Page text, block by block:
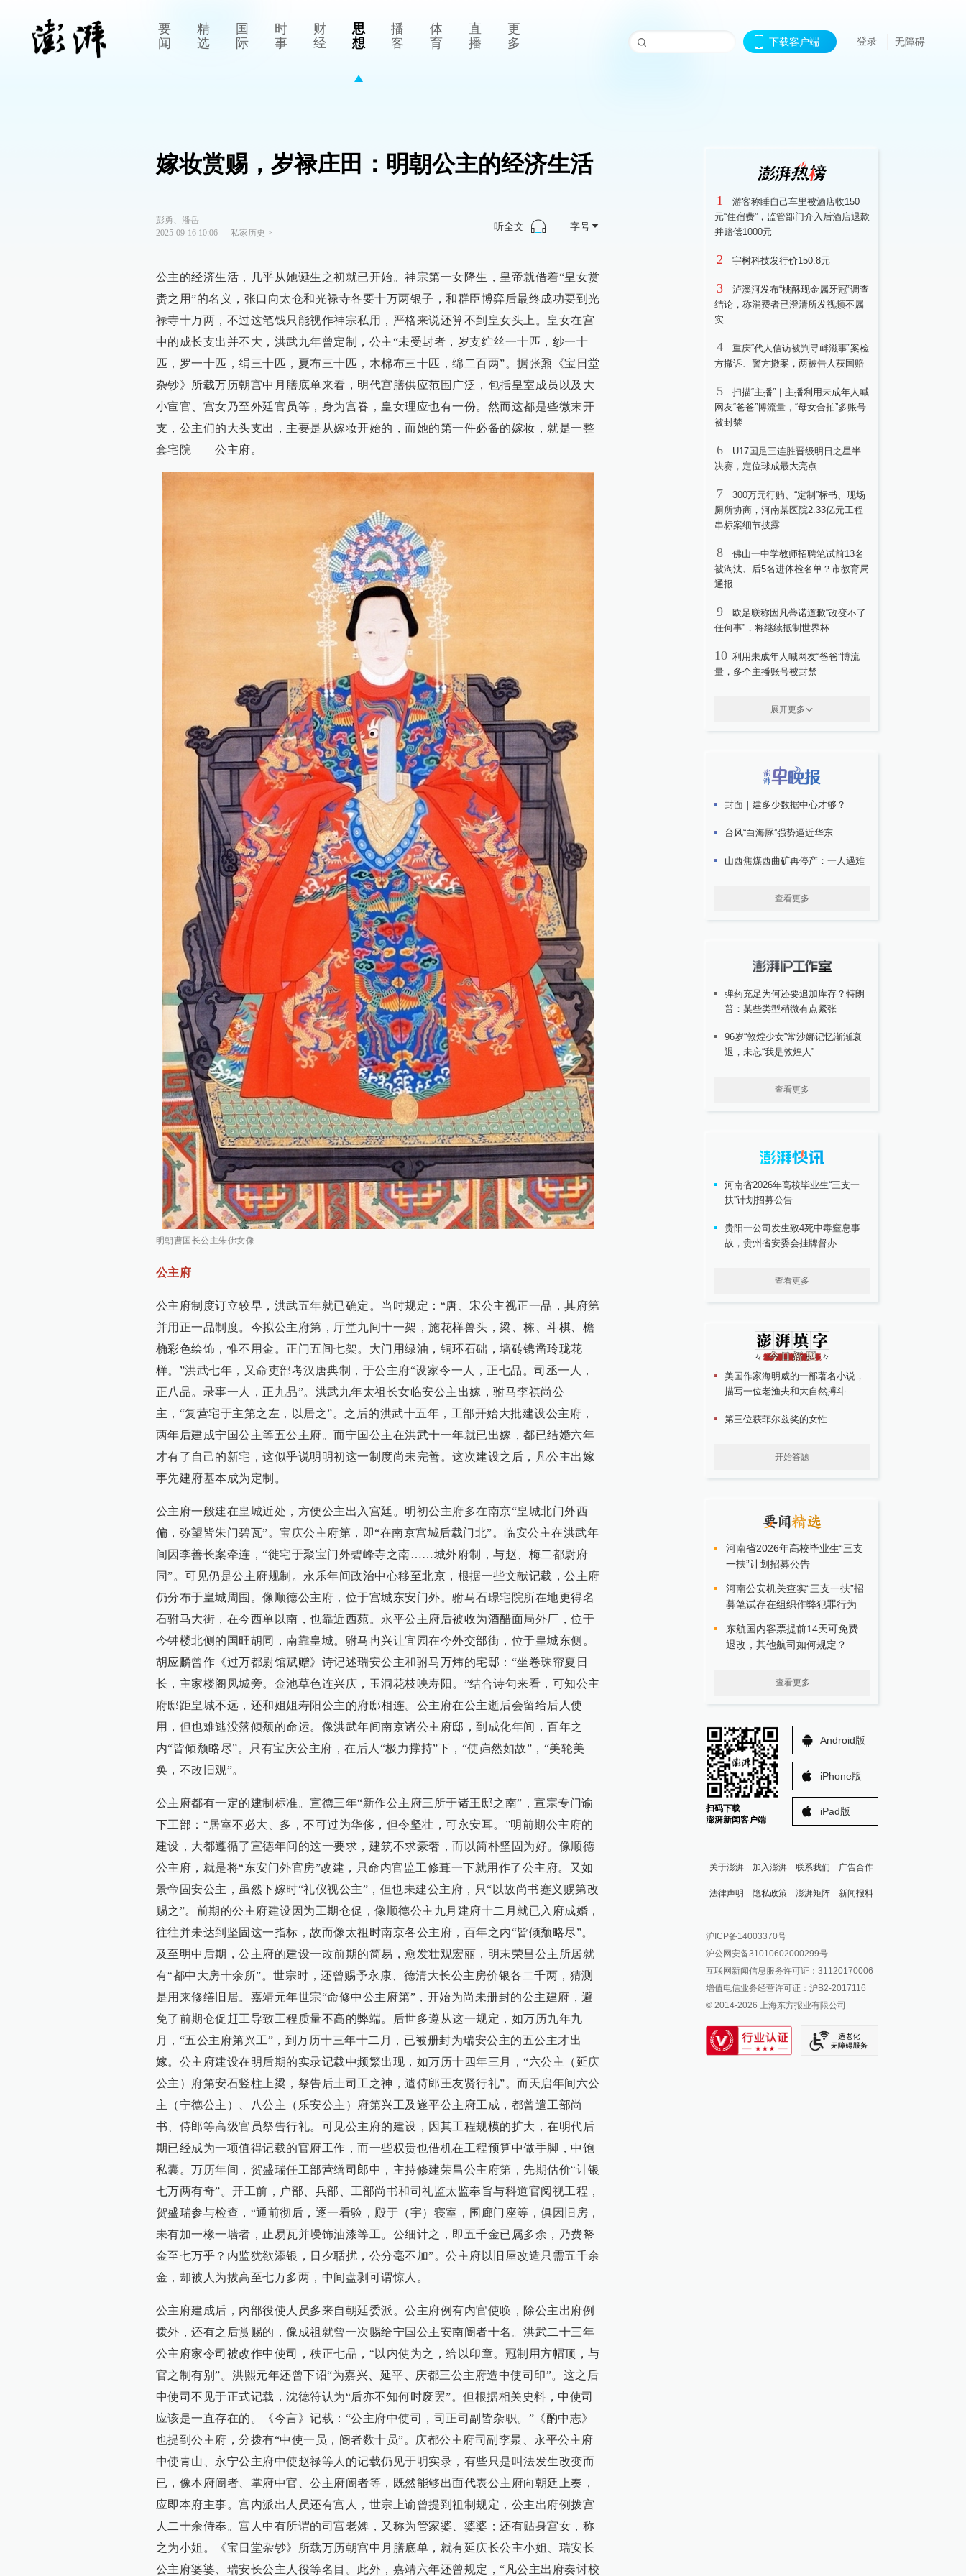
要
闻
精
选
国
际
时
事
财
经
思
想
播
客
体
育
直
播
更
多
下载客户端 登录 无障碍
嫁妆赏赐，岁禄庄田：明朝公主的经济生活
彭勇、潘岳
2025-09-16 10:06
私家历史 >
听全文 字号
公主的经济生活，几乎从她诞生之初就已开始。神宗第一女降生，皇帝就借着“皇女赏
赉之用”的名义，张口向太仓和光禄寺各要十万两银子，和群臣博弈后最终成功要到光
禄寺十万两，不过这笔钱只能视作神宗私用，严格来说还算不到皇女头上。皇女在宫
中的成长支出并不大，洪武九年曾定制，公主“未受封者，岁支纻丝一十匹，纱一十
匹，罗一十匹，绢三十匹，夏布三十匹，木棉布三十匹，绵二百两”。据张鼐《宝日堂
杂钞》所载万历朝宫中月膳底单来看，明代宫膳供应范围广泛，包括皇室成员以及大
小宦官、宫女乃至外廷官员等，身为宫眷，皇女理应也有一份。然而这都是些微末开
支，公主们的大头支出，主要是从嫁妆开始的，而她的第一件必备的嫁妆，就是一整
套宅院——公主府。
明朝曹国长公主朱佛女像
公主府
公主府制度订立较早，洪武五年就已确定。当时规定：“唐、宋公主视正一品，其府第
并用正一品制度。今拟公主府第，厅堂九间十一架，施花样兽头，梁、栋、斗棋、檐
桷彩色绘饰，惟不用金。正门五间七架。大门用绿油，铜环石础，墙砖镌凿玲珑花
样。”洪武七年，又命吏部考汉唐典制，于公主府“设家令一人，正七品。司丞一人，
正八品。录事一人，正九品”。洪武九年太祖长女临安公主出嫁，驸马李祺尚公
主，“复营宅于主第之左，以居之”。之后的洪武十五年，工部开始大批建设公主府，
两年后建成宁国公主等五公主府。而宁国公主在洪武十一年就已出嫁，都已结婚六年
才有了自己的新宅，这似乎说明明初这一制度尚未完善。这次建设之后，凡公主出嫁
事先建府基本成为定制。
公主府一般建在皇城近处，方便公主出入宫廷。明初公主府多在南京“皇城北门外西
偏，弥望皆朱门碧瓦”。宝庆公主府第，即“在南京宫城后载门北”。临安公主在洪武年
间因李善长案牵连，“徙宅于聚宝门外碧峰寺之南……城外府制，与赵、梅二都尉府
同”。可见仍是公主府规制。永乐年间政治中心移至北京，根据一些文献记载，公主府
仍分布于皇城周围。像顺德公主府，位于宫城东安门外。驸马石璟宅院所在地更得名
石驸马大街，在今西单以南，也靠近西苑。永平公主府后被收为酒醋面局外厂，位于
今钟楼北侧的国旺胡同，南靠皇城。驸马冉兴让宜园在今外交部街，位于皇城东侧。
胡应麟曾作《过万都尉馆赋赠》诗记述瑞安公主和驸马万炜的宅邸：“坐卷珠帘夏日
长，主家楼阁凤城旁。金池草色连兴庆，玉洞花枝映寿阳。”结合诗句来看，可知公主
府邸距皇城不远，还和姐姐寿阳公主的府邸相连。公主府在公主逝后会留给后人使
用，但也难逃没落倾颓的命运。像洪武年间南京诸公主府邸，到成化年间，百年之
内“皆倾颓略尽”。只有宝庆公主府，在后人“极力撑持”下，“使岿然如故”，“美轮美
奂，不改旧观”。
公主府都有一定的建制标准。宣德三年“新作公主府三所于诸王邸之南”，宣宗专门谕
下工部：“居室不必大、多，不可过为华侈，但令坚壮，可永安耳。”明前期公主府的
建设，大都遵循了宣德年间的这一要求，建筑不求豪奢，而以简朴坚固为好。像顺德
公主府，就是将“东安门外官房”改建，只命内官监工修葺一下就用作了公主府。又如
景帝固安公主，虽然下嫁时“礼仪视公主”，但也未建公主府，只“以故尚书蹇义赐第改
赐之”。前期的公主府建设因为工期仓促，像顺德公主九月建府十二月就已入府成婚，
往往并未达到坚固这一指标，故而像太祖时南京各公主府，百年之内“皆倾颓略尽”。
及至明中后期，公主府的建设一改前期的简易，愈发壮观宏丽，明末荣昌公主所居就
有“都中大房十余所”。世宗时，还曾赐予永康、德清大长公主房价银各二千两，猜测
是用来修缮旧居。嘉靖元年世宗“命修中公主府第”，开始为尚未册封的公主建府，避
免了前期仓促赶工导致工程质量不高的弊端。后世多遵从这一规定，如万历九年九
月，“五公主府第兴工”，到万历十三年十二月，已被册封为瑞安公主的五公主才出
嫁。公主府建设在明后期的实录记载中频繁出现，如万历十四年三月，“六公主（延庆
公主）府第安石竖柱上梁，祭告后土司工之神，遣侍郎王友贤行礼”。而天启年间六公
主（宁德公主）、八公主（乐安公主）府第兴工及遂平公主府工成，都曾遣工部尚
书、侍郎等高级官员祭告行礼。可见公主府的建设，因其工程规模的扩大，在明代后
期已经成为一项值得记载的官府工作，而一些权贵也借机在工程预算中做手脚，中饱
私囊。万历年间，贺盛瑞任工部营缮司郎中，主持修建荣昌公主府第，先期估价“计银
七万两有奇”。开工前，户部、兵部、工部尚书和司礼监太监奉旨与科道官阅视工程，
贺盛瑞参与检查，“通前彻后，逐一看验，殿于（宇）寝室，围廊门座等，俱因旧房，
未有加一椽一墙者，止易瓦并墁饰油漆等工。公细计之，即五千金已属多余，乃费帑
金至七万乎？内监犹欲添银，日夕聒扰，公分毫不加”。公主府以旧屋改造只需五千余
金，却被人为拔高至七万多两，中间盘剥可谓惊人。
公主府建成后，内部役使人员多来自朝廷委派。公主府例有内官使唤，除公主出府例
拨外，还有之后赏赐的，像成祖就曾一次赐给宁国公主安南阍者十名。洪武二十三年
公主府家令司被改作中使司，秩正七品，“以内使为之，给以印章。冠制用方帽顶，与
官之制有别”。洪熙元年还曾下诏“为嘉兴、延平、庆都三公主府造中使司印”。这之后
中使司不见于正式记载，沈德符认为“后亦不知何时废罢”。但根据相关史料，中使司
应该是一直存在的。《今言》记载：“公主府中使司，司正司副皆杂职。”《酌中志》
也提到公主府，分拨有“中使一员，阍者数十员”。庆都公主府司副李㫤、永平公主府
中使青山、永宁公主府中使赵禄等人的记载仍见于明实录，有些只是叫法发生改变而
已，像本府阍者、掌府中官、公主府阍者等，既然能够出面代表公主府向朝廷上奏，
应即本府主事。宫内派出人员还有宫人，世宗上谕曾提到祖制规定，公主出府例拨宫
人二十余侍奉。宫人中有所谓的司宫老婢，又称为管家婆、婆婆；还有贴身宫女，称
之为小姐。《宝日堂杂钞》所载万历朝宫中月膳底单，就有延庆长公主小姐、瑞安长
公主府婆婆、瑞安长公主人役等名目。此外，嘉靖六年还曾规定，“凡公主出府奏讨校
1
游客称睡自己车里被酒店收150
元“住宿费”，监管部门介入后酒店退款
并赔偿1000元
2 宇树科技发行价150.8元
3
泸溪河发布“桃酥现金属牙冠”调查
结论，称消费者已澄清所发视频不属
实
4
重庆“代人信访被判寻衅滋事”案检
方撤诉、警方撤案，两被告人获国赔
5
扫描“主播”｜主播利用未成年人喊
网友“爸爸”博流量，“母女合拍”多账号
被封禁
6
U17国足三连胜晋级明日之星半
决赛，定位球成最大亮点
7
300万元行贿、“定制”标书、现场
厕所协商，河南某医院2.33亿元工程
串标案细节披露
8
佛山一中学教师招聘笔试前13名
被淘汰、后5名进体检名单？市教育局
通报
9
欧足联称因凡蒂诺道歉“改变不了
任何事”，将继续抵制世界杯
10 利用未成年人喊网友“爸爸”博流
量，多个主播账号被封禁
展开更多
封面｜建多少数据中心才够？
台风“白海豚”强势逼近华东
山西焦煤西曲矿再停产：一人遇难
查看更多
弹药充足为何还要追加库存？特朗
普：某些类型稍微有点紧张
96岁“敦煌少女”常沙娜记忆渐渐衰
退，未忘“我是敦煌人”
查看更多
河南省2026年高校毕业生“三支一
扶”计划招募公告
贵阳一公司发生致4死中毒窒息事
故，贵州省安委会挂牌督办
查看更多
美国作家海明威的一部著名小说，
描写一位老渔夫和大自然搏斗
第三位获菲尔兹奖的女性
开始答题
河南省2026年高校毕业生“三支
一扶”计划招募公告
河南公安机关查实“三支一扶”招
募笔试存在组织作弊犯罪行为
东航国内客票提前14天可免费
退改，其他航司如何规定？
查看更多
扫码下载
澎湃新闻客户端
Android版
iPhone版
iPad版
关于澎湃 加入澎湃 联系我们 广告合作
法律声明 隐私政策 澎湃矩阵
澎湃新闻公众号
澎湃新闻抖音号
派生万物开放平台
IP SHANGHAI
SIXTH TONE
新闻报料
报料邮箱: news@thepaper.cn
沪ICP备14003370号
沪公网安备31010602000299号
互联网新闻信息服务许可证：31120170006
增值电信业务经营许可证：沪B2-2017116
© 2014-2026 上海东方报业有限公司